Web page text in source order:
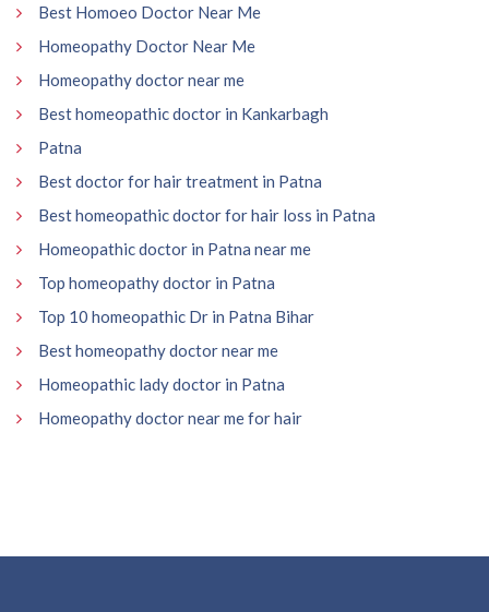
Best Homoeo Doctor Near Me
Homeopathy Doctor Near Me
Homeopathy doctor near me
Best homeopathic doctor in Kankarbagh
Patna
Best doctor for hair treatment in Patna
Best homeopathic doctor for hair loss in Patna
Homeopathic doctor in Patna near me
Top homeopathy doctor in Patna
Top 10 homeopathic Dr in Patna Bihar
Best homeopathy doctor near me
Homeopathic lady doctor in Patna
Homeopathy doctor near me for hair